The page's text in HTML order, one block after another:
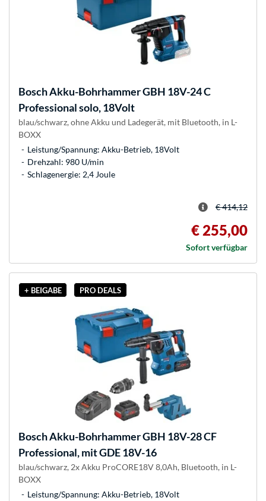
BoschAkku-Bohrhammer GBH 18V-24 C
Professional solo, 18Volt
blau/schwarz, ohne Akku und Ladegerät, mit Bluetooth, in L-
BOXX
Leistung/Spannung: Akku-Betrieb, 18Volt
Drehzahl: 980 U/min
Schlagenergie: 2,4 Joule
€ 414,12
€ 255,00
Sofort verfügbar
+ BEIGABE PRO DEALS
BoschAkku-Bohrhammer GBH 18V-28 CF
Professional, mit GDE 18V-16
blau/schwarz, 2x Akku ProCORE18V 8,0Ah, Bluetooth, in L-
BOXX
Leistung/Spannung: Akku-Betrieb, 18Volt